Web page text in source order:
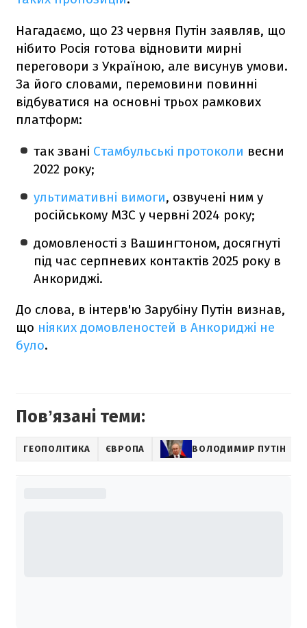
Нагадаємо, що 23 червня Путін заявляв, що
нібито Росія готова відновити мирні
переговори з Україною, але висунув умови.
За його словами, перемовини повинні
відбуватися на основні трьох рамкових
платформ:
так звані Стамбульські протоколи весни
2022 року;
ультимативні вимоги, озвучені ним у
російському МЗС у червні 2024 року;
домовленості з Вашингтоном, досягнуті
під час серпневих контактів 2025 року в
Анкориджі.
До слова, в інтерв'ю Зарубіну Путін визнав,
що ніяких домовленостей в Анкориджі не
було.
Повʼязані теми:
ГЕОПОЛІТИКА ЄВРОПА ВОЛОДИМИР ПУТІН